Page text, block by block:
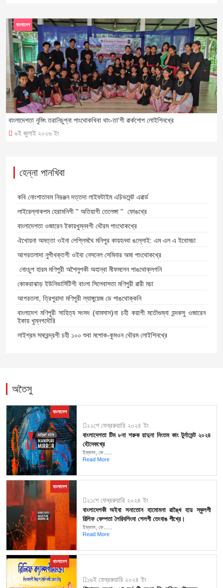
বাংলাদেশতা নুমিৎ তরানিচুপ্না পাংথোকখিবা থাং-তা'গী ৱার্কশোপ লোইশিনখ্রে
৬ই জুলাই ২০২৬ ইং
বাংলাদেশ
হেন্না পানখিবা
কবি নোংশাতাবম নিরঞ্জন দত্তদা লাইফটাইম এচিভমেন্ট এৱার্ড
লাইরেল্লাকপম হেরামনিগী '' অতিয়াগী তেলেঙ্গা '' ফোঙখ্রে
বাংলাদেশতা ওজারেন ইকায়খুম্নবগী থৌরম পাংথোকখ্রে
ঐখোয়না অমত্তা ওইনা লেপ্লিমখৈ মনিপুর কায়হনবা ঙল্লোই: এম এল এ ইবোমচা
আগরতলাদা নুপীখক্তগী ওইবা নেসনেল সেমিনার অমা পাংথোকখ্রে
নোংচুপ হারম মণিপুরী অশৈলুপকী অহান্বা মীফমলেন পাঙথোক্লগনি
কোকরাঝাড় ইউনিভার্সিটিগী বাংলা সিলেবাসতা মণিপুরী ৱারী মচা
আগরতলা, ত্রিপুরাদা মণিপুরী ল্যাঙ্গুয়েজ ডে পাঙথোক্কনি
বাংলাদেশ মণিপুরী সাহিত্য সংসদ (বামসাস)না চহী কয়াগী মতৌগুম্না হন্দকসু ওজারেন
ইকায় খুম্নগদৌরি
লাইশ্রম সমরেন্দ্রগী চহী ১০০ শুবা মপোক-কুমওন থৌরম লোইশিনখ্রে
অতৈসু
বাংলাদেশ
২২শে ফেব্ররুয়ারি ২০২৪ ইং
বাংলাদেশতা টিম ৮না শরুক য়াদুনা নিংতম কাং টুর্নামেন্ট ২০২৪
হৌদেকখ্রে
ইম্ফাল, ফে......
Read More
বাংলাদেশ
২১শে ফেব্ররুয়ারি ২০২৪ ইং
বাংলাদেশকী অইবা সনাতোন হামোমনা ৱাঙ্খৈ হায় স্কুলগী
রিলিফ কেম্পতা লৈরিবশিংদা শেলগী তেংবাঙ পীখ্রে।
ইম্ফাল, ফে......
Read More
বাংলাদেশ
১৬ই ফেব্ররুয়ারি ২০২৪ ইং